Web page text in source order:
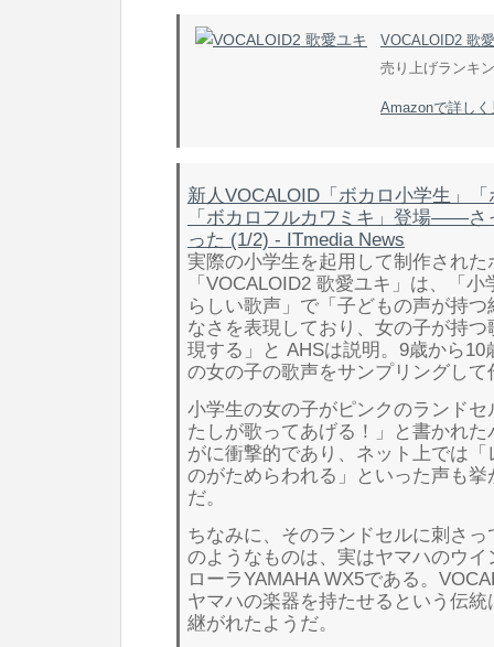
VOCALOID2 歌
売り上げランキ
Amazonで詳しく
新人VOCALOID「ボカロ小学生」
「ボカロフルカワミキ」登場――さ
った (1/2) - ITmedia News
実際の小学生を起用して制作された
「VOCALOID2 歌愛ユキ」は、「
らしい歌声」で「子どもの声が持
なさを表現しており、女の子が持
現する」と AHSは説明。9歳から10
の女の子の歌声をサンプリングし
小学生の女の子がピンクのランド
たしが歌ってあげる！」と書かれ
がに衝撃的であり、ネット上では
のがためらわれる」といった声も
だ。
ちなみに、そのランドセルに刺さ
のようなものは、実はヤマハのウ
ローラYAMAHA WX5である。
ヤマハの楽器を持たせるという伝
継がれたようだ。